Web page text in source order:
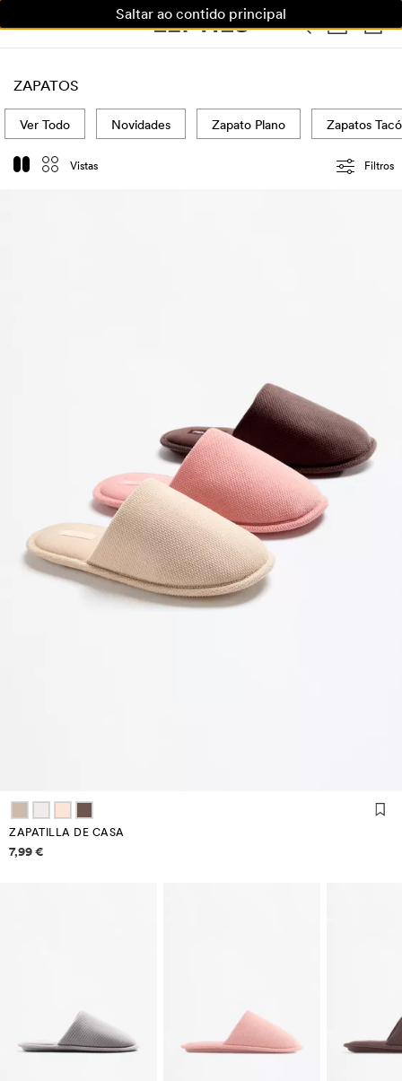
Saltar ao contido principal
ZAPATOS
Vistas Filtros
Ver Todo Novidades Zapato Plano Zapatos
ZAPATILLA DE CASA
Información de prezos
7,99 €